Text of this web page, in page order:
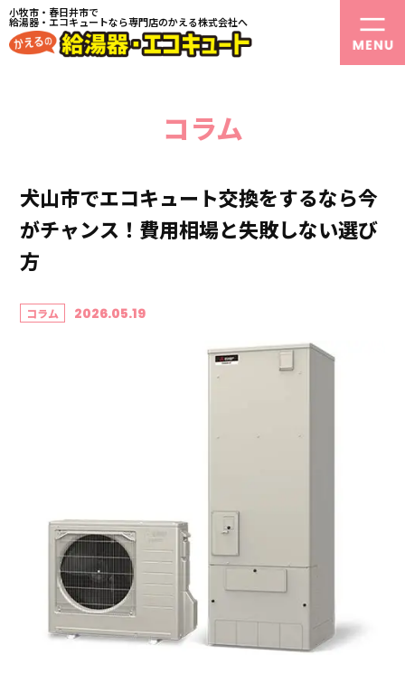
小牧市・春日井市で
給湯器・エコキュートなら専門店のかえる株式会社へ
コラム
犬山市でエコキュート交換をするなら今
がチャンス！費用相場と失敗しない選び
方
コラム 2026.05.19